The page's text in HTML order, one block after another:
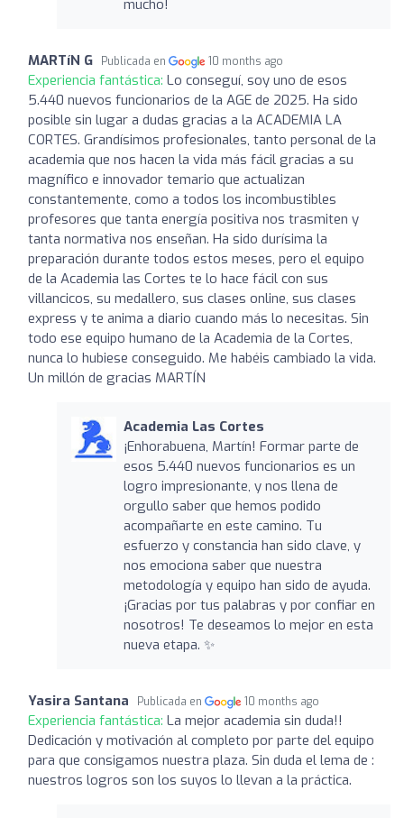
mucho!
MARTíN G Publicada en 10 months ago
Experiencia fantástica: Lo conseguí, soy uno de esos
5.440 nuevos funcionarios de la AGE de 2025. Ha sido
posible sin lugar a dudas gracias a la ACADEMIA LA
CORTES. Grandísimos profesionales, tanto personal de la
academia que nos hacen la vida más fácil gracias a su
magnífico e innovador temario que actualizan
constantemente, como a todos los incombustibles
profesores que tanta energía positiva nos trasmiten y
tanta normativa nos enseñan. Ha sido durísima la
preparación durante todos estos meses, pero el equipo
de la Academia las Cortes te lo hace fácil con sus
villancicos, su medallero, sus clases online, sus clases
express y te anima a diario cuando más lo necesitas. Sin
todo ese equipo humano de la Academia de la Cortes,
nunca lo hubiese conseguido. Me habéis cambiado la vida.
Un millón de gracias MARTÍN
Academia Las Cortes
¡Enhorabuena, Martín! Formar parte de
esos 5.440 nuevos funcionarios es un
logro impresionante, y nos llena de
orgullo saber que hemos podido
acompañarte en este camino. Tu
esfuerzo y constancia han sido clave, y
nos emociona saber que nuestra
metodología y equipo han sido de ayuda.
¡Gracias por tus palabras y por confiar en
nosotros! Te deseamos lo mejor en esta
nueva etapa. ✨
Yasira Santana Publicada en 10 months ago
Experiencia fantástica: La mejor academia sin duda!!
Dedicación y motivación al completo por parte del equipo
para que consigamos nuestra plaza. Sin duda el lema de :
nuestros logros son los suyos lo llevan a la práctica.